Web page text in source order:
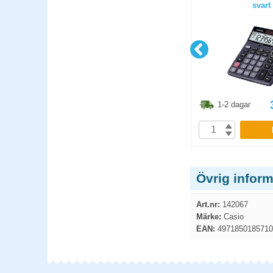
svart
1-2 dagar
Övrig
Art.nr: 142067
Märke: Casio
EAN: 4971850185710